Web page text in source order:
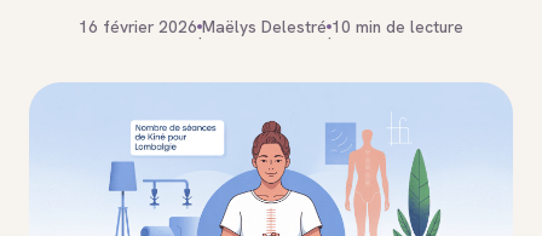
16 février 2026
·
Maëlys Delestré
·
10 min de lecture